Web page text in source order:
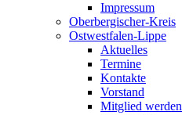
Impressum
Oberbergischer-Kreis
Ostwestfalen-Lippe
Aktuelles
Termine
Kontakte
Vorstand
Mitglied werden